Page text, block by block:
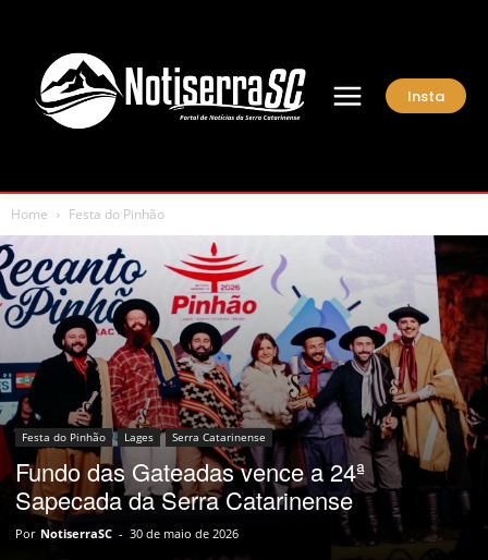
Insta
Home Festa do Pinhão
Festa do Pinhão Lages Serra Catarinense
Fundo das Gateadas vence a 24ª
Sapecada da Serra Catarinense
Por NotiserraSC - 30 de maio de 2026